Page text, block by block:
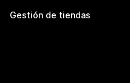
Gestión de tiendas